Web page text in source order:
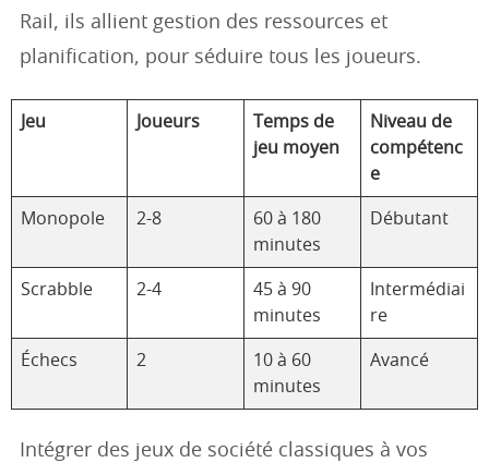
Rail, ils allient gestion des ressources et
planification, pour séduire tous les joueurs.
Jeu Joueurs
Temps de
jeu moyen
Niveau de
compétenc
e
Monopole 2-8
60 à 180
minutes
Débutant
Scrabble 2-4
45 à 90
minutes
Intermédiai
re
Échecs 2
10 à 60
minutes
Avancé
Intégrer des jeux de société classiques à vos